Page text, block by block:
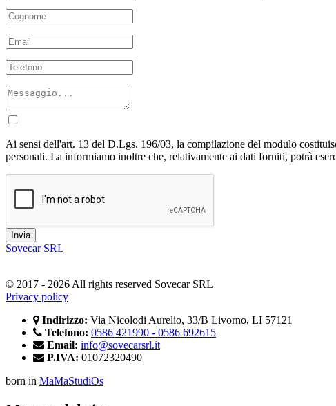
Ai sensi dell'art. 13 del D.Lgs. 196/03, la compilazione del modulo
personali. La informiamo inoltre che, relativamente ai dati forniti, potrà
Sovecar SRL
© 2017 - 2026 All rights reserved Sovecar SRL
Privacy policy
Indirizzo: Via Nicolodi Aurelio, 33/B Livorno, LI 57121
Telefono: 0586 421990 - 0586 692615
Email: info@sovecarsrl.it
P.IVA: 01072320490
born in MaMaStudiOs